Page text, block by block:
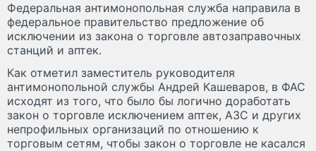
Федеральная антимонопольная служба направила в
федеральное правительство предложение об
исключении из закона о торговле автозаправочных
станций и аптек.
Как отметил заместитель руководителя
антимонопольной службы Андрей Кашеваров, в ФАС
исходят из того, что было бы логично доработать
закон о торговле исключением аптек, АЗС и других
непрофильных организаций по отношению к
торговым сетям, чтобы закон о торговле не касался